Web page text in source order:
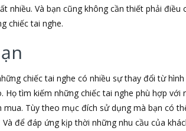
nhiều. Và bạn cũng không cần thiết phải
chiếc tai nghe.
chiếc tai nghe có nhiều sự thay đổi từ
tìm kiếm những chiếc tai nghe phù hợp
Tùy theo mục đích sử dụng mà bạn có
để đáp ứng kịp thời những nhu cầu của